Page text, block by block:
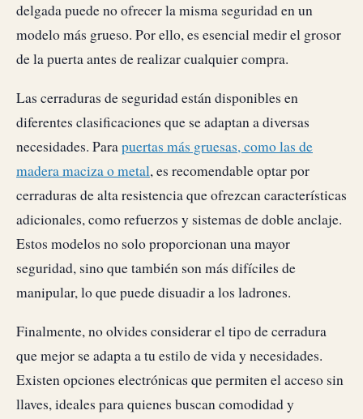
delgada puede no ofrecer la misma seguridad en un
modelo más grueso. Por ello, es esencial medir el grosor
de la puerta antes de realizar cualquier compra.
Las cerraduras de seguridad están disponibles en
diferentes clasificaciones que se adaptan a diversas
necesidades. Parapuertas más gruesas, como las de
madera maciza o metal, es recomendable optar por
cerraduras de alta resistencia que ofrezcan características
adicionales, como refuerzos y sistemas de doble anclaje.
Estos modelos no solo proporcionan una mayor
seguridad, sino que también son más difíciles de
manipular, lo que puede disuadir a los ladrones.
Finalmente, no olvides considerar el tipo de cerradura
que mejor se adapta a tu estilo de vida y necesidades.
Existen opciones electrónicas que permiten el acceso sin
llaves, ideales para quienes buscan comodidad y